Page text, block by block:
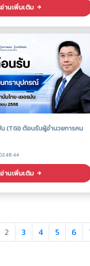
อ่านเพิ่มเติม
(TGI) ต้อนรับผู้อำนวยการคน
อ่านเพิ่มเติม
2 3 4 5 6